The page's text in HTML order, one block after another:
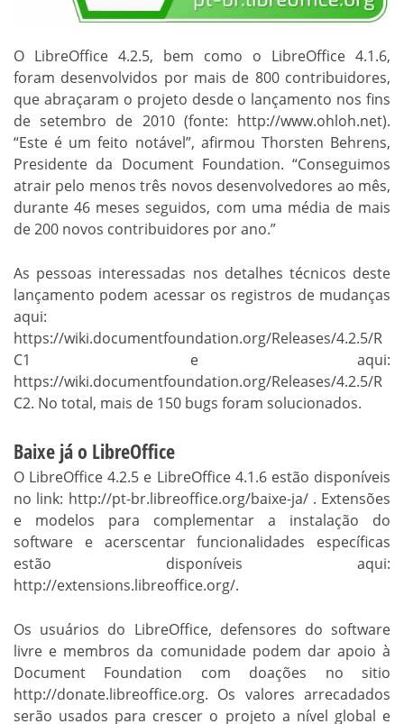
O LibreOffice 4.2.5, bem como o LibreOffice 4.1.6,
foram desenvolvidos por mais de 800 contribuidores,
que abraçaram o projeto desde o lançamento nos fins
de setembro de 2010 (fonte: http://www.ohloh.net).
“Este é um feito notável”, afirmou Thorsten Behrens,
Presidente da Document Foundation. “Conseguimos
atrair pelo menos três novos desenvolvedores ao mês,
durante 46 meses seguidos, com uma média de mais
de 200 novos contribuidores por ano.”
As pessoas interessadas nos detalhes técnicos deste
lançamento podem acessar os registros de mudanças
aqui:
https://wiki.documentfoundation.org/Releases/4.2.5/R
C1 e aqui:
https://wiki.documentfoundation.org/Releases/4.2.5/R
C2. No total, mais de 150 bugs foram solucionados.
Baixe já o LibreOffice
O LibreOffice 4.2.5 e LibreOffice 4.1.6 estão disponíveis
no link: http://pt-br.libreoffice.org/baixe-ja/ . Extensões
e modelos para complementar a instalação do
software e acerscentar funcionalidades específicas
estão disponíveis aqui:
http://extensions.libreoffice.org/.
Os usuários do LibreOffice, defensores do software
livre e membros da comunidade podem dar apoio à
Document Foundation com doações no sitio
http://donate.libreoffice.org. Os valores arrecadados
serão usados para crescer o projeto a nível global e